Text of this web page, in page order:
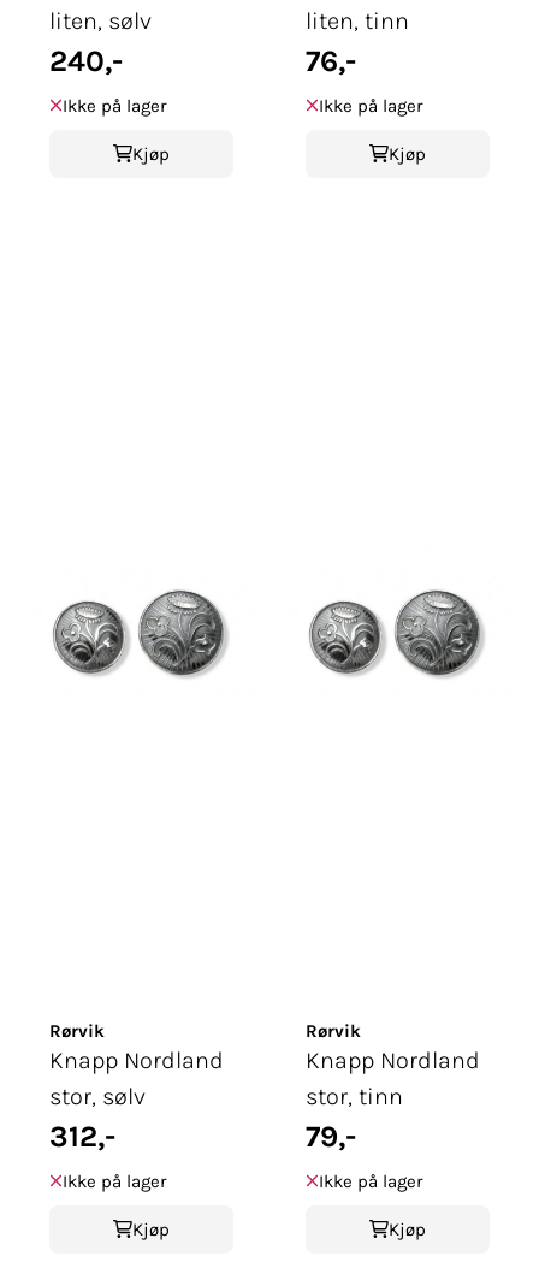
liten, sølv
240,-
Ikke på lager
Kjøp
liten, tinn
76,-
Ikke på lager
Kjøp
Rørvik
Knapp Nordland
stor, sølv
312,-
Ikke på lager
Kjøp
Rørvik
Knapp Nordland
stor, tinn
79,-
Ikke på lager
Kjøp